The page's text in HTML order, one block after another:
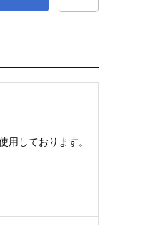
しております。